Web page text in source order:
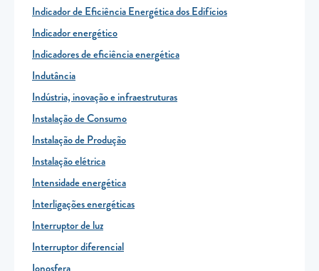
Indicador de Eficiência Energética dos Edifícios
Indicador energético
Indicadores de eficiência energética
Indutância
Indústria, inovação e infraestruturas
Instalação de Consumo
Instalação de Produção
Instalação elétrica
Intensidade energética
Interligações energéticas
Interruptor de luz
Interruptor diferencial